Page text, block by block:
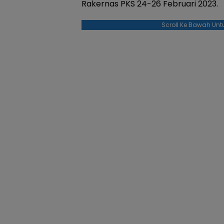
Rakernas PKS 24-26 Februari 2023.
Scroll Ke Bawah